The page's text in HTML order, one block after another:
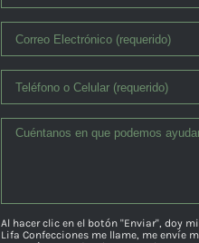
Al hacer clic en el botón "Enviar", doy
Lifa Confecciones me llame, me envíe